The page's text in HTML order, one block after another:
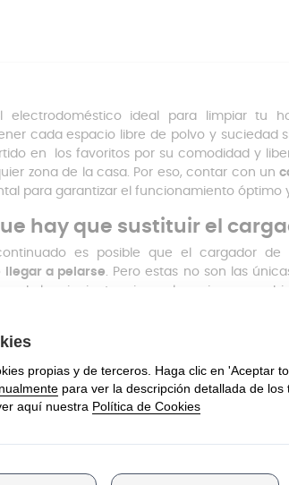
electrodoméstico ideal para limpiar tu
cada espacio libre de polvo y suciedad
en los favoritos por su comodidad y
zona de la casa. Por eso, contar con un
para garantizar el funcionamiento óptimo
hay que sustituir el
es posible que el cargador de
llegar a pelarse . Pero estas no son las
de los siguientes signos, lo mejor es
tienes que
más de lo normal
a quemado o
saltan chispas
entrada:18V